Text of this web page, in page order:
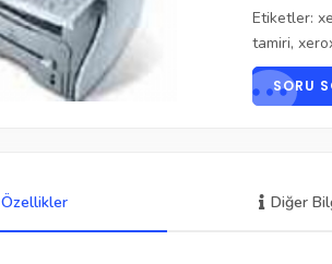
Etiketler:
tamiri,
SORU
Özellikler Diğer